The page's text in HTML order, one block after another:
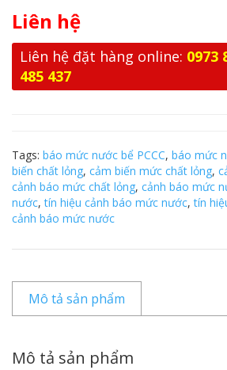
Liên hệ
Liên hệ đặt hàng online: 0973
485 437
Tags: báo mức nước bể PCCC, báo mức
biến chất lỏng, cảm biến mức chất lỏng,
cảnh báo mức chất lỏng, cảnh báo mức
nước,tín hiệu cảnh báo mức nước,tín
cảnh báo mức nước
Mô tả sản phẩm
Mô tả sản phẩm